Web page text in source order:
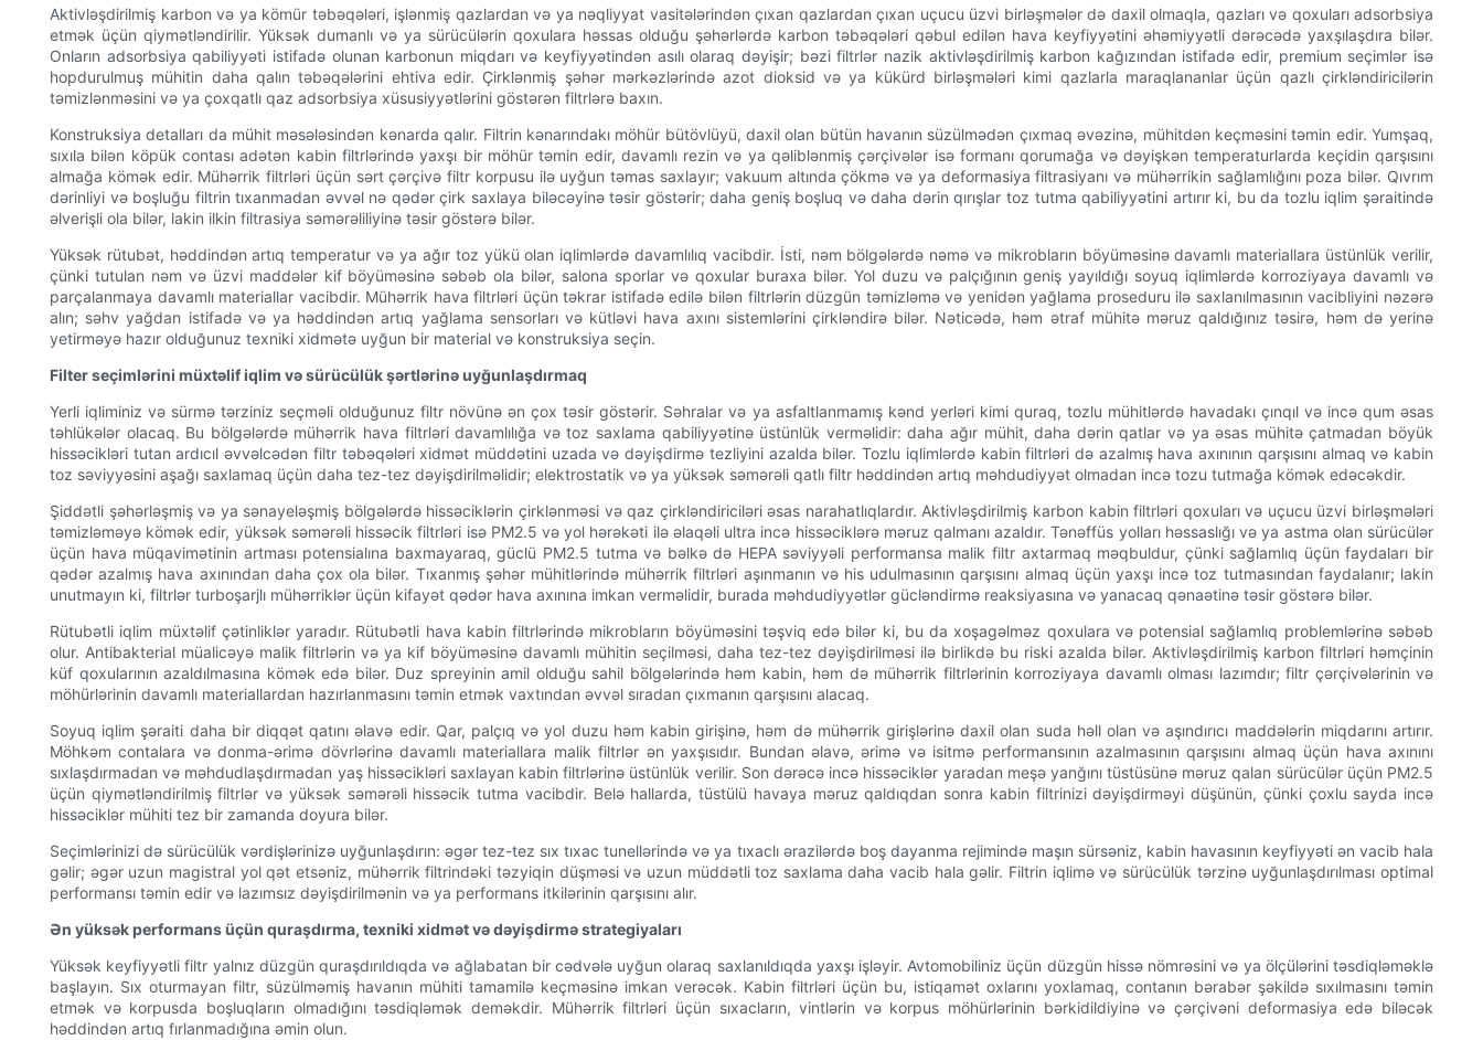
Aktivləşdirilmiş karbon və ya kömür təbəqələri, işlənmiş qazlardan və ya nəqliyyat vasitələrindən çıxan qazlardan çıxan uçucu üzvi birləşmələr də daxil olmaqla, qazları və qoxuları adsorbsiya
etmək üçün qiymətləndirilir. Yüksək dumanlı və ya sürücülərin qoxulara həssas olduğu şəhərlərdə karbon təbəqələri qəbul edilən hava keyfiyyətini əhəmiyyətli dərəcədə yaxşılaşdıra bilər.
Onların adsorbsiya qabiliyyəti istifadə olunan karbonun miqdarı və keyfiyyətindən asılı olaraq dəyişir; bəzi filtrlər nazik aktivləşdirilmiş karbon kağızından istifadə edir, premium seçimlər isə
hopdurulmuş mühitin daha qalın təbəqələrini ehtiva edir. Çirklənmiş şəhər mərkəzlərində azot dioksid və ya kükürd birləşmələri kimi qazlarla maraqlananlar üçün qazlı çirkləndiricilərin
təmizlənməsini və ya çoxqatlı qaz adsorbsiya xüsusiyyətlərini göstərən filtrlərə baxın.
Konstruksiya detalları da mühit məsələsindən kənarda qalır. Filtrin kənarındakı möhür bütövlüyü, daxil olan bütün havanın süzülmədən çıxmaq əvəzinə, mühitdən keçməsini təmin edir. Yumşaq,
sıxıla bilən köpük contası adətən kabin filtrlərində yaxşı bir möhür təmin edir, davamlı rezin və ya qəliblənmiş çərçivələr isə formanı qorumağa və dəyişkən temperaturlarda keçidin qarşısını
almağa kömək edir. Mühərrik filtrləri üçün sərt çərçivə filtr korpusu ilə uyğun təmas saxlayır; vakuum altında çökmə və ya deformasiya filtrasiyanı və mühərrikin sağlamlığını poza bilər. Qıvrım
dərinliyi və boşluğu filtrin tıxanmadan əvvəl nə qədər çirk saxlaya biləcəyinə təsir göstərir; daha geniş boşluq və daha dərin qırışlar toz tutma qabiliyyətini artırır ki, bu da tozlu iqlim şəraitində
əlverişli ola bilər, lakin ilkin filtrasiya səmərəliliyinə təsir göstərə bilər.
Yüksək rütubət, həddindən artıq temperatur və ya ağır toz yükü olan iqlimlərdə davamlılıq vacibdir. İsti, nəm bölgələrdə nəmə və mikrobların böyüməsinə davamlı materiallara üstünlük verilir,
çünki tutulan nəm və üzvi maddələr kif böyüməsinə səbəb ola bilər, salona sporlar və qoxular buraxa bilər. Yol duzu və palçığının geniş yayıldığı soyuq iqlimlərdə korroziyaya davamlı və
parçalanmaya davamlı materiallar vacibdir. Mühərrik hava filtrləri üçün təkrar istifadə edilə bilən filtrlərin düzgün təmizləmə və yenidən yağlama proseduru ilə saxlanılmasının vacibliyini nəzərə
alın; səhv yağdan istifadə və ya həddindən artıq yağlama sensorları və kütləvi hava axını sistemlərini çirkləndirə bilər. Nəticədə, həm ətraf mühitə məruz qaldığınız təsirə, həm də yerinə
yetirməyə hazır olduğunuz texniki xidmətə uyğun bir material və konstruksiya seçin.
Filter seçimlərini müxtəlif iqlim və sürücülük şərtlərinə uyğunlaşdırmaq
Yerli iqliminiz və sürmə tərziniz seçməli olduğunuz filtr növünə ən çox təsir göstərir. Səhralar və ya asfaltlanmamış kənd yerləri kimi quraq, tozlu mühitlərdə havadakı çınqıl və incə qum əsas
təhlükələr olacaq. Bu bölgələrdə mühərrik hava filtrləri davamlılığa və toz saxlama qabiliyyətinə üstünlük verməlidir: daha ağır mühit, daha dərin qatlar və ya əsas mühitə çatmadan böyük
hissəcikləri tutan ardıcıl əvvəlcədən filtr təbəqələri xidmət müddətini uzada və dəyişdirmə tezliyini azalda bilər. Tozlu iqlimlərdə kabin filtrləri də azalmış hava axınının qarşısını almaq və kabin
toz səviyyəsini aşağı saxlamaq üçün daha tez-tez dəyişdirilməlidir; elektrostatik və ya yüksək səmərəli qatlı filtr həddindən artıq məhdudiyyət olmadan incə tozu tutmağa kömək edəcəkdir.
Şiddətli şəhərləşmiş və ya sənayeləşmiş bölgələrdə hissəciklərin çirklənməsi və qaz çirkləndiriciləri əsas narahatlıqlardır. Aktivləşdirilmiş karbon kabin filtrləri qoxuları və uçucu üzvi birləşmələri
təmizləməyə kömək edir, yüksək səmərəli hissəcik filtrləri isə PM2.5 və yol hərəkəti ilə əlaqəli ultra incə hissəciklərə məruz qalmanı azaldır. Tənəffüs yolları həssaslığı və ya astma olan sürücülər
üçün hava müqavimətinin artması potensialına baxmayaraq, güclü PM2.5 tutma və bəlkə də HEPA səviyyəli performansa malik filtr axtarmaq məqbuldur, çünki sağlamlıq üçün faydaları bir
qədər azalmış hava axınından daha çox ola bilər. Tıxanmış şəhər mühitlərində mühərrik filtrləri aşınmanın və his udulmasının qarşısını almaq üçün yaxşı incə toz tutmasından faydalanır; lakin
unutmayın ki, filtrlər turboşarjlı mühərriklər üçün kifayət qədər hava axınına imkan verməlidir, burada məhdudiyyətlər gücləndirmə reaksiyasına və yanacaq qənaətinə təsir göstərə bilər.
Rütubətli iqlim müxtəlif çətinliklər yaradır. Rütubətli hava kabin filtrlərində mikrobların böyüməsini təşviq edə bilər ki, bu da xoşagəlməz qoxulara və potensial sağlamlıq problemlərinə səbəb
olur. Antibakterial müalicəyə malik filtrlərin və ya kif böyüməsinə davamlı mühitin seçilməsi, daha tez-tez dəyişdirilməsi ilə birlikdə bu riski azalda bilər. Aktivləşdirilmiş karbon filtrləri həmçinin
küf qoxularının azaldılmasına kömək edə bilər. Duz spreyinin amil olduğu sahil bölgələrində həm kabin, həm də mühərrik filtrlərinin korroziyaya davamlı olması lazımdır; filtr çərçivələrinin və
möhürlərinin davamlı materiallardan hazırlanmasını təmin etmək vaxtından əvvəl sıradan çıxmanın qarşısını alacaq.
Soyuq iqlim şəraiti daha bir diqqət qatını əlavə edir. Qar, palçıq və yol duzu həm kabin girişinə, həm də mühərrik girişlərinə daxil olan suda həll olan və aşındırıcı maddələrin miqdarını artırır.
Möhkəm contalara və donma-ərimə dövrlərinə davamlı materiallara malik filtrlər ən yaxşısıdır. Bundan əlavə, ərimə və isitmə performansının azalmasının qarşısını almaq üçün hava axınını
sıxlaşdırmadan və məhdudlaşdırmadan yaş hissəcikləri saxlayan kabin filtrlərinə üstünlük verilir. Son dərəcə incə hissəciklər yaradan meşə yanğını tüstüsünə məruz qalan sürücülər üçün PM2.5
üçün qiymətləndirilmiş filtrlər və yüksək səmərəli hissəcik tutma vacibdir. Belə hallarda, tüstülü havaya məruz qaldıqdan sonra kabin filtrinizi dəyişdirməyi düşünün, çünki çoxlu sayda incə
hissəciklər mühiti tez bir zamanda doyura bilər.
Seçimlərinizi də sürücülük vərdişlərinizə uyğunlaşdırın: əgər tez-tez sıx tıxac tunellərində və ya tıxaclı ərazilərdə boş dayanma rejimində maşın sürsəniz, kabin havasının keyfiyyəti ən vacib hala
gəlir; əgər uzun magistral yol qət etsəniz, mühərrik filtrindəki təzyiqin düşməsi və uzun müddətli toz saxlama daha vacib hala gəlir. Filtrin iqlimə və sürücülük tərzinə uyğunlaşdırılması optimal
performansı təmin edir və lazımsız dəyişdirilmənin və ya performans itkilərinin qarşısını alır.
Ən yüksək performans üçün quraşdırma, texniki xidmət və dəyişdirmə strategiyaları
Yüksək keyfiyyətli filtr yalnız düzgün quraşdırıldıqda və ağlabatan bir cədvələ uyğun olaraq saxlanıldıqda yaxşı işləyir. Avtomobiliniz üçün düzgün hissə nömrəsini və ya ölçülərini təsdiqləməklə
başlayın. Sıx oturmayan filtr, süzülməmiş havanın mühiti tamamilə keçməsinə imkan verəcək. Kabin filtrləri üçün bu, istiqamət oxlarını yoxlamaq, contanın bərabər şəkildə sıxılmasını təmin
etmək və korpusda boşluqların olmadığını təsdiqləmək deməkdir. Mühərrik filtrləri üçün sıxacların, vintlərin və korpus möhürlərinin bərkidildiyinə və çərçivəni deformasiya edə biləcək
həddindən artıq fırlanmadığına əmin olun.